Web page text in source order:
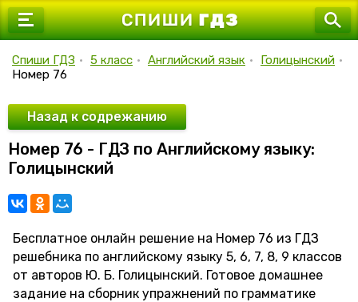
7 класс
9 класс
10 класс
11 класс
Спиши ГДЗ • 5 класс • Английский язык • Голицынский •
Номер 76
Назад к содрежанию
Номер 76 - ГДЗ по Английскому языку:
Голицынский
Бесплатное онлайн решение на Номер 76 из ГДЗ
решебника по английскому языку 5, 6, 7, 8, 9 классов
от авторов Ю. Б. Голицынский. Готовое домашнее
задание на сборник упражнений по грамматике